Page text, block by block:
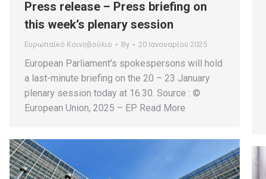
Press release – Press briefing on
this week’s plenary session
Ευρωπαϊκό Κοινοβούλιο By 20 Ιανουαρίου 2025
European Parliament’s spokespersons will hold
a last-minute briefing on the 20 – 23 January
plenary session today at 16.30. Source : ©
European Union, 2025 – EP Read More